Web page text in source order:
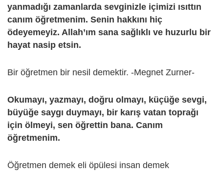
yanmadığı zamanlarda sevginizle içimizi ısıttın
canım öğretmenim. Senin hakkını hiç
ödeyemeyiz. Allah’ım sana sağlıklı ve huzurlu bir
hayat nasip etsin.
Bir öğretmen bir nesil demektir. -Megnet Zurner-
Okumayı, yazmayı, doğru olmayı, küçüğe sevgi,
büyüğe saygı duymayı, bir karış vatan toprağı
için ölmeyi, sen öğrettin bana. Canım
öğretmenim.
Öğretmen demek eli öpülesi insan demek